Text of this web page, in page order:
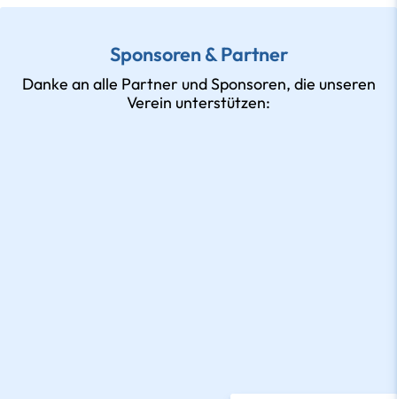
Sponsoren & Partner
Danke an alle Partner und Sponsoren, die unseren
Verein unterstützen: